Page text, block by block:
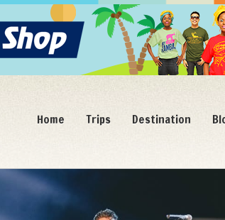
Home Trips Destination